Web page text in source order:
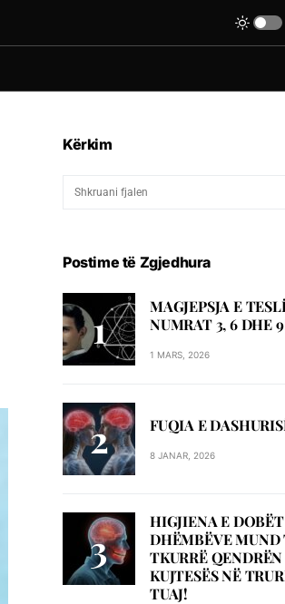
Kërkim
Postime të Zgjedhura
MAGJEPSJA E
NUMRAT 3, 6 DHE
1 MARS, 2026
FUQIA E
8 JANAR, 2026
HIGJIENA E
DHËMBËVE MUND
TKURRË QENDRËN
KUJTESËS NË
TUAJ!